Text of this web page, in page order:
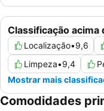
Classificação acima
Localização•9,6
Limpeza•9,4
Mostrar mais
Comodidades